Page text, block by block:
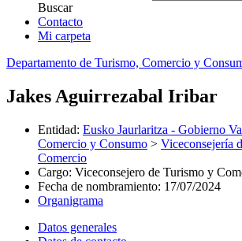
Buscar
Contacto
Mi carpeta
Departamento de Turismo, Comercio y
Jakes Aguirrezabal Iribar
Entidad: Eusko Jaurlaritza - Gobierno
Comercio y Consumo > Viceconsejería
Comercio
Cargo: Viceconsejero de Turismo y
Fecha de nombramiento: 17/07/2024
Organigrama
Datos generales